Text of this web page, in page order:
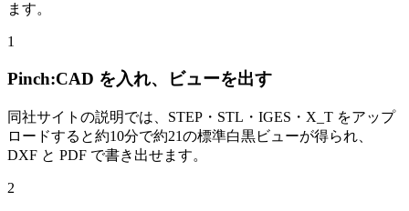
ます。
1
Pinch:CAD を入れ、ビューを出す
同社サイトの説明では、STEP・STL・IGES・X_T をアップ
ロードすると約10分で約21の標準白黒ビューが得られ、
DXF と PDF で書き出せます。
2